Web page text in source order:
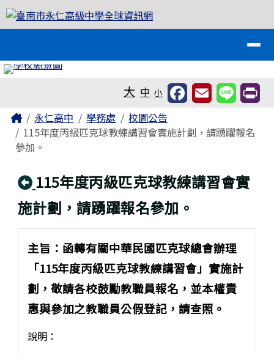
跳至主內容區
臺南市永仁高級中學全球資訊網
大 中 小
主內容區域
Home永仁高中 學務處
校園公告
115年度丙級匹克球教練講習會實施計劃，請踴躍報名
參加。
回上頁
115年度丙級匹克球教練講習會實
施計劃，請踴躍報名參加。
主旨：函轉有關中華民國匹克球總會辦理
「115年度丙級匹克球教練講習會」實施計
劃，敬請各校鼓勵教職員報名，並本權責
惠與參加之教職員公假登記，請查照。
說明：
頁尾區域